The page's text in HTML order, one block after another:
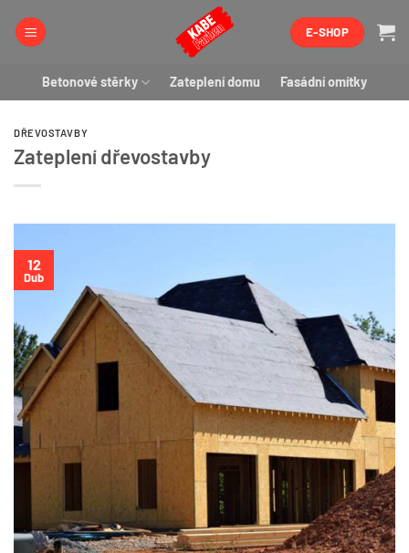
E-SHOP
Betonové stěrky Zateplení domu Fasádní omítky
DŘEVOSTAVBY
Zateplení dřevostavby
12
Dub